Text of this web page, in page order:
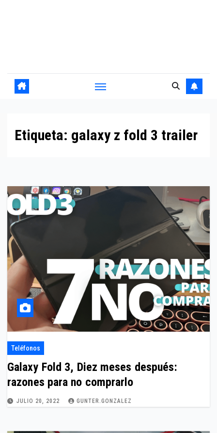
Etiqueta: galaxy z fold 3 trailer
Teléfonos
Galaxy Fold 3, Diez meses después:
razones para no comprarlo
JULIO 20, 2022 GUNTER.GONZALEZ